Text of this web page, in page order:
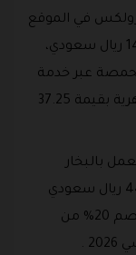
في الموقع
الرسمي الإلكتروني ردسي 2026 فقط 149 ريال سعودي،
عبر خدمة
تابي بتقسيم الفاتورة إلى 4 دفعات شهرية بقيمة 37.25
بالبخار
وتحمل اللون الرمادي والأبيض فقط 449 ريال سعودي
بدلاً من 559 ريال سعودي، أي بنسبة خصم 20% من
.